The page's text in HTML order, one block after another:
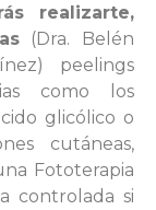
realizarte,
(Dra. Belén
peelings
como los
glicólico o
cutáneas,
Fototerapia
controlada si